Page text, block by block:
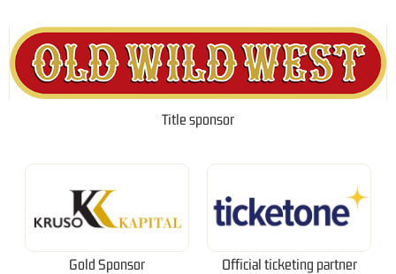
Title sponsor
Gold Sponsor Official ticketing partner